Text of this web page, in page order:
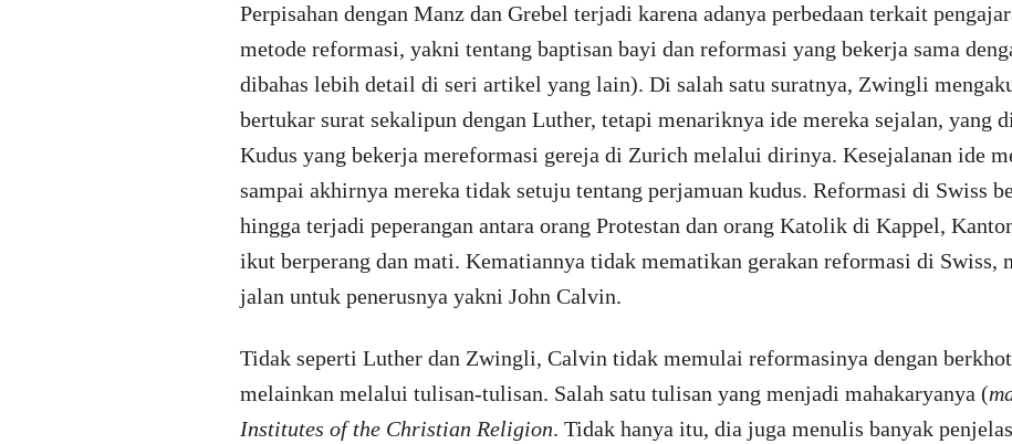
Perpisahan dengan Manz dan Grebel terjadi karena adanya perbedaan terkait
metode reformasi, yakni tentang baptisan bayi dan reformasi yang bekerja sama
dibahas lebih detail di seri artikel yang lain). Di salah satu suratnya, Zwingli
bertukar surat sekalipun dengan Luther, tetapi menariknya ide mereka sejalan, yang
Kudus yang bekerja mereformasi gereja di Zurich melalui dirinya. Kesejalanan ide
sampai akhirnya mereka tidak setuju tentang perjamuan kudus. Reformasi di Swiss
hingga terjadi peperangan antara orang Protestan dan orang Katolik di Kappel,
ikut berperang dan mati. Kematiannya tidak mematikan gerakan reformasi di Swiss,
jalan untuk penerusnya yakni John Calvin.
Tidak seperti Luther dan Zwingli, Calvin tidak memulai reformasinya dengan
melainkan melalui tulisan-tulisan. Salah satu tulisan yang menjadi mahakaryanya (
Institutes of the Christian Religion. Tidak hanya itu, dia juga menulis banyak